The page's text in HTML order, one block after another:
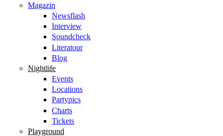
Magazin
Newsflash
Interview
Soundcheck
Literatour
Blog
Nightlife
Events
Locations
Partypics
Charts
Tickets
Playground